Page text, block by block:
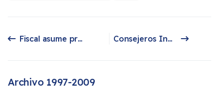
Fiscal asume primer caso en marco de conflicto mapuche
Artículo siguiente: Consejeros Indígenas de Conadi Solidarizan con Movilizaciones
Consejeros Indígenas de Conadi Solidarizan con Movilizaciones
Archivo 1997-2009